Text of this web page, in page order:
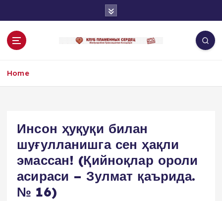
o
Home
Инсон ҳуқуқи билан
шуғулланишга сен ҳақли
эмассан! (Қийноқлар ороли
асираси – Зулмат қаърида.
№ 16)